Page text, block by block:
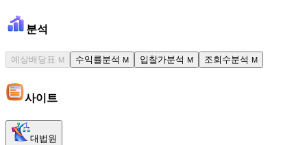
분석
예상배당표 M 수익률분석 M 입찰가분석 M 조회수분석 M
사이트
대법원